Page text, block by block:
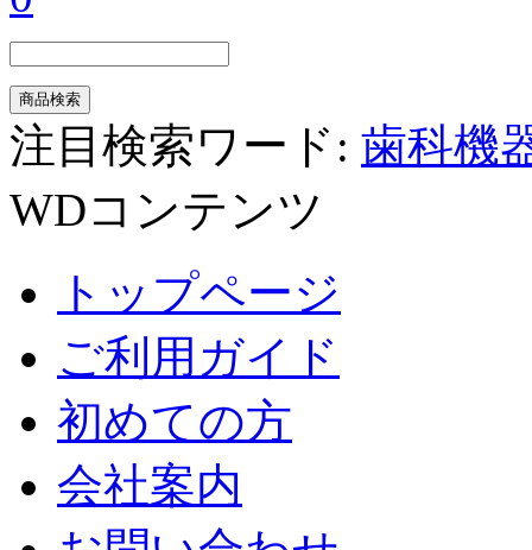
注目検索ワード: 歯科機
WDコンテンツ
トップページ
ご利用ガイド
初めての方
会社案内